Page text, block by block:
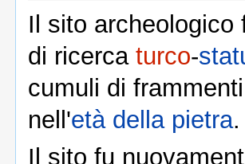
Il sito
di ricerca turco-
cumuli di
nell'età della pietra.
Il sito fu